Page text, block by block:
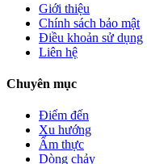
Giới thiệu
Chính sách bảo mật
Điều khoản sử dụng
Liên hệ
Chuyên mục
Điểm đến
Xu hướng
Ẩm thực
Dòng chảy